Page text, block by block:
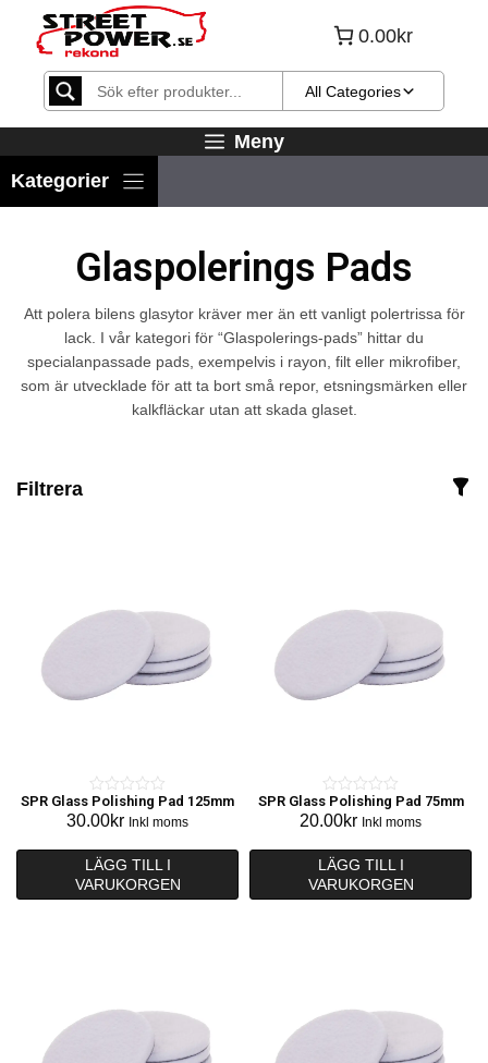
Hoppa
innehåll
0.00kr
All Categories
Meny
Glaspolerings Pads
Att polera bilens glasytor kräver mer än ett vanligt polertrissa för
lack. I vår kategori för “Glaspolerings-pads” hittar du
specialanpassade pads, exempelvis i rayon, filt eller mikrofiber,
som är utvecklade för att ta bort små repor, etsningsmärken eller
kalkfläckar utan att skada glaset.
Filtrera
0
o
t
o
SPR Glass Polishing Pad 125mm
30.00kr Inkl moms
LÄGG TILL I
VARUKORGEN
0
o
t
o
SPR Glass Polishing Pad 75mm
20.00kr Inkl moms
LÄGG TILL I
VARUKORGEN